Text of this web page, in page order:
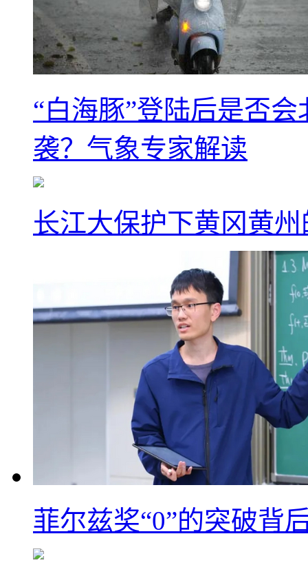
“白海豚”登陆后是否
袭？气象专家解读
长江大保护下黄冈黄
菲尔兹奖“0”的突破背